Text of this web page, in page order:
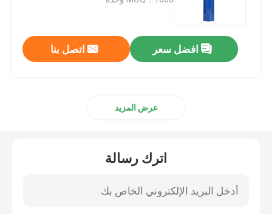
ملصق الملابس
افضل سعر اتصل بنا
عرض المزيد
اترك رسالة